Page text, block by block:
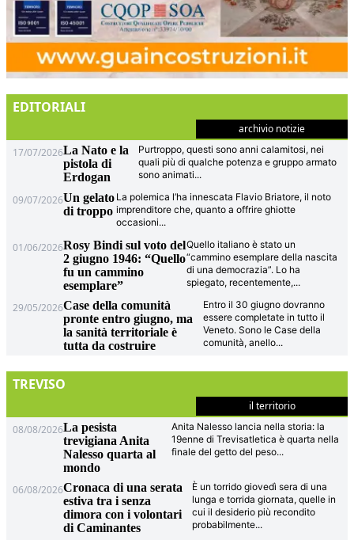
EDITORIALI
archivio notizie
17/07/2026La Nato e la
pistola di
Erdogan
Purtroppo, questi sono anni calamitosi, nei
quali più di qualche potenza e gruppo armato
sono animati...
09/07/2026Un gelato
di troppo
La polemica l’ha innescata Flavio Briatore, il noto
imprenditore che, quanto a offrire ghiotte
occasioni...
01/06/2026Rosy Bindi sul voto del
2 giugno 1946: “Quello
fu un cammino
esemplare”
Quello italiano è stato un
“cammino esemplare della nascita
di una democrazia”. Lo ha
spiegato, recentemente,...
29/05/2026Case della comunità
pronte entro giugno, ma
la sanità territoriale è
tutta da costruire
Entro il 30 giugno dovranno
essere completate in tutto il
Veneto. Sono le Case della
comunità, anello...
TREVISO
il territorio
08/08/2026La pesista
trevigiana Anita
Nalesso quarta al
mondo
Anita Nalesso lancia nella storia: la
19enne di Trevisatletica è quarta nella
finale del getto del peso...
06/08/2026Cronaca di una serata
estiva tra i senza
dimora con i volontari
di Caminantes
È un torrido giovedì sera di una
lunga e torrida giornata, quelle in
cui il desiderio più recondito
probabilmente...